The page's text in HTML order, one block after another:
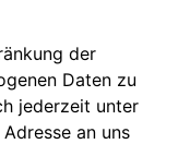
der
Daten zu
jederzeit unter
an uns